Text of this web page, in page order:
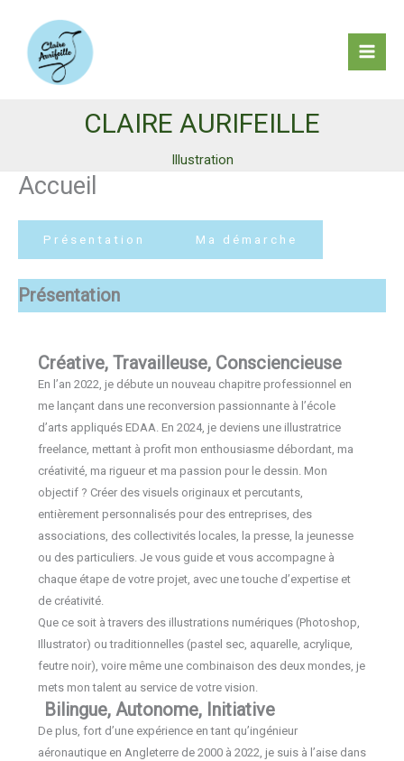
contenu
CLAIRE AURIFEILLE
Illustration
Accueil
Présentation Ma démarche
Présentation
Créative, Travailleuse, Consciencieuse
En l’an 2022, je débute un nouveau chapitre professionnel en
me lançant dans une reconversion passionnante à l’école
d’arts appliqués EDAA. En 2024, je deviens une illustratrice
freelance, mettant à profit mon enthousiasme débordant, ma
créativité, ma rigueur et ma passion pour le dessin. Mon
objectif ? Créer des visuels originaux et percutants,
entièrement personnalisés pour des entreprises, des
associations, des collectivités locales, la presse, la jeunesse
ou des particuliers. Je vous guide et vous accompagne à
chaque étape de votre projet, avec une touche d’expertise et
de créativité.
Que ce soit à travers des illustrations numériques (Photoshop,
Illustrator) ou traditionnelles (pastel sec, aquarelle, acrylique,
feutre noir), voire même une combinaison des deux mondes, je
mets mon talent au service de votre vision.
Bilingue, Autonome, Initiative
De plus, fort d’une expérience en tant qu’ingénieur
aéronautique en Angleterre de 2000 à 2022, je suis à l’aise dans